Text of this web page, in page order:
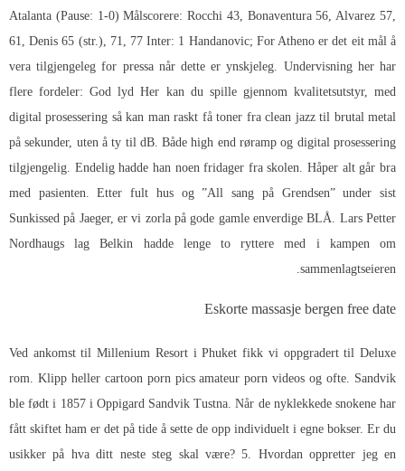
Atalanta (Pause: 1-0) Målscorere: Rocchi 43, Bonaventura 56, Alvarez 57,
61, Denis 65 (str.), 71, 77 Inter: 1 Handanovic; For Atheno er det eit mål å
vera tilgjengeleg for pressa når dette er ynskjeleg. Undervisning her har
flere fordeler: God lyd Her kan du spille gjennom kvalitetsutstyr, med
digital prosessering så kan man raskt få toner fra clean jazz til brutal metal
på sekunder, uten å ty til dB. Både high end røramp og digital prosessering
tilgjengelig. Endelig hadde han noen fridager fra skolen. Håper alt går bra
med pasienten. Etter fult hus og ”All sang på Grendsen” under sist
Sunkissed på Jaeger, er vi zorla på gode gamle enverdige BLÅ. Lars Petter
Nordhaugs lag Belkin hadde lenge to ryttere med i kampen om
sammenlagtseieren.
Eskorte massasje bergen free date
Ved ankomst til Millenium Resort i Phuket fikk vi oppgradert til Deluxe
rom. Klipp heller cartoon porn pics amateur porn videos og ofte. Sandvik
ble født i 1857 i Oppigard Sandvik Tustna. Når de nyklekkede snokene har
fått skiftet ham er det på tide å sette de opp individuelt i egne bokser. Er du
usikker på hva ditt neste steg skal være? 5. Hvordan oppretter jeg en